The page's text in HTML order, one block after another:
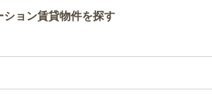
ション賃貸物件を探す